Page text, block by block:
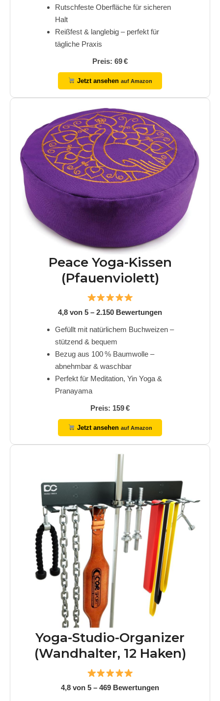
Rutschfeste Oberfläche für sicheren
Halt
Reißfest & langlebig – perfekt für
tägliche Praxis
Preis: 69 €
Jetzt ansehenauf Amazon
Peace Yoga-Kissen
(Pfauenviolett)
4,8 von 5 – 2.150 Bewertungen
Gefüllt mit natürlichem Buchweizen –
stützend & bequem
Bezug aus 100 % Baumwolle –
abnehmbar & waschbar
Perfekt für Meditation, Yin Yoga &
Pranayama
Preis: 159 €
Jetzt ansehenauf Amazon
Yoga-Studio-Organizer
(Wandhalter, 12 Haken)
4,8 von 5 – 469 Bewertungen